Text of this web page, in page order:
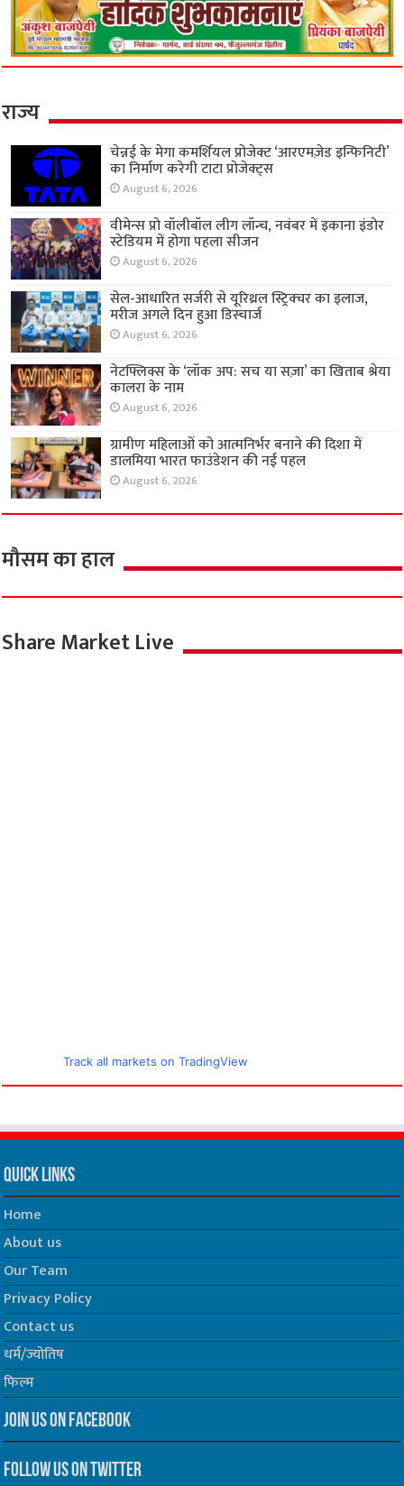
राज्य
चेन्नई के मेगा कमर्शियल प्रोजेक्ट ‘आरएमज़ेड इन्फिनिटी’
का निर्माण करेगी टाटा प्रोजेक्ट्स
August 6, 2026
वीमेन्स प्रो वॉलीबॉल लीग लॉन्च, नवंबर में इकाना इंडोर
स्टेडियम में होगा पहला सीजन
August 6, 2026
सेल-आधारित सर्जरी से यूरिथ्रल स्ट्रिक्चर का इलाज,
मरीज अगले दिन हुआ डिस्चार्ज
August 6, 2026
नेटफ्लिक्स के ‘लॉक अप: सच या सज़ा’ का खिताब श्रेया
कालरा के नाम
August 6, 2026
ग्रामीण महिलाओं को आत्मनिर्भर बनाने की दिशा में
डालमिया भारत फाउंडेशन की नई पहल
August 6, 2026
मौसम का हाल
Share Market Live
Track all markets on TradingView
Quick Links
Home
About us
Our Team
Privacy Policy
Contact us
धर्म/ज्योतिष
फिल्म
Join us on Facebook
Follow us on Twitter